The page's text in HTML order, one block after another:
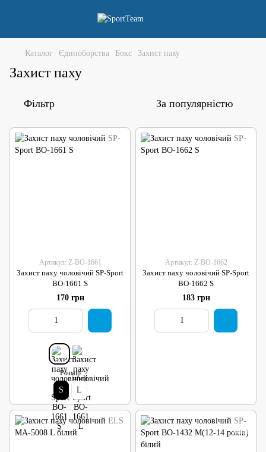
Каталог Єдиноборства Бокс Захист паху
Захист паху
Фільтр За популярністю
Артикул: Z-BO-1661
Захист паху чоловічий SP-Sport
BO-1661 S
170 грн
Розмір
S L
Артикул: Z-BO-1662
Захист паху чоловічий SP-Sport
BO-1662 S
183 грн